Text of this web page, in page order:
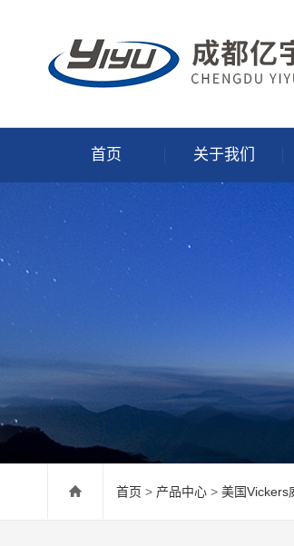
首页 关于我们
首页 > 产品中心 > 美国Vickers